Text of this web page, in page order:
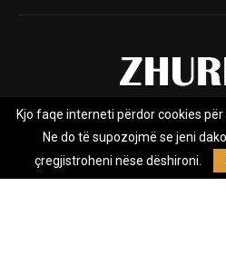
Rreth nesh Impresumi
Privacy
Zhurnal.mk është Agjenci e Lajmeve
Kjo faqe interneti përdor cookies
Ne do të supozojmë se jeni
çregjistroheni nëse dëshironi.